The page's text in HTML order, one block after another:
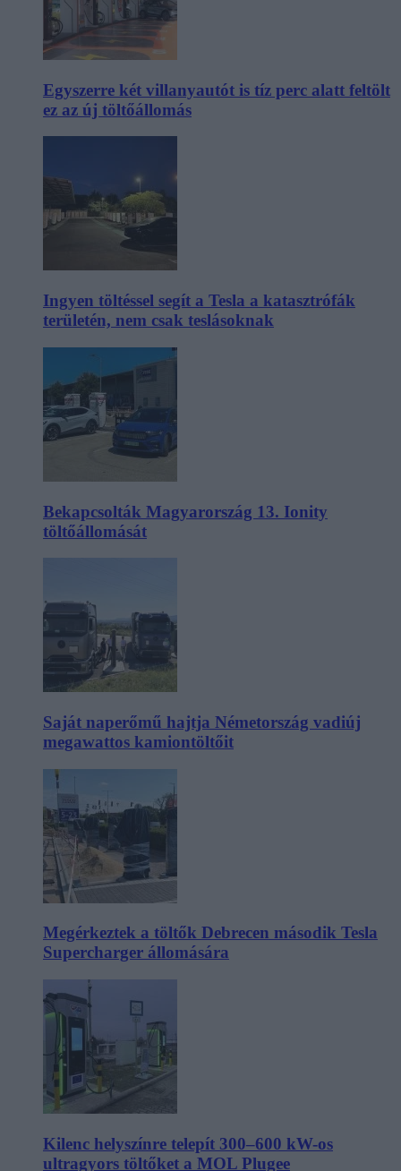
Egyszerre két villanyautót is tíz perc alatt feltölt
ez az új töltőállomás
Ingyen töltéssel segít a Tesla a katasztrófák
területén, nem csak teslásoknak
Bekapcsolták Magyarország 13. Ionity
töltőállomását
Saját naperőmű hajtja Németország vadiúj
megawattos kamiontöltőit
Megérkeztek a töltők Debrecen második Tesla
Supercharger állomására
Kilenc helyszínre telepít 300–600 kW-os
ultragyors töltőket a MOL Plugee